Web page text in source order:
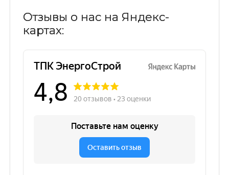
Отзывы о нас на Яндекс-
картах: